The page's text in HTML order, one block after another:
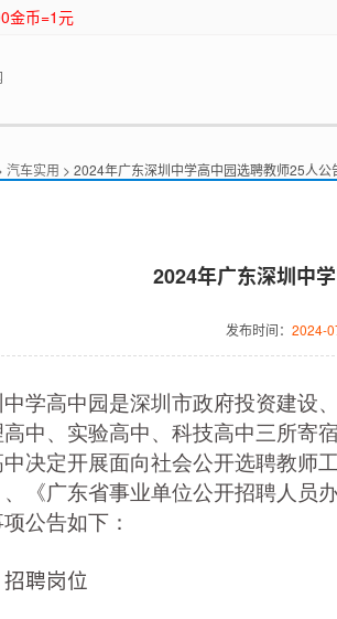
金币=1元
汽车实用 > 2024年广东深圳中学高中园选聘教师25人公
2024年广东深圳中
发布时间： 2024-
学高中园是深圳市政府投资建设
中、实验高中、科技高中三所寄
中决定开展面向社会公开选聘教师
《广东省事业单位公开招聘人员
公告如下：
聘岗位